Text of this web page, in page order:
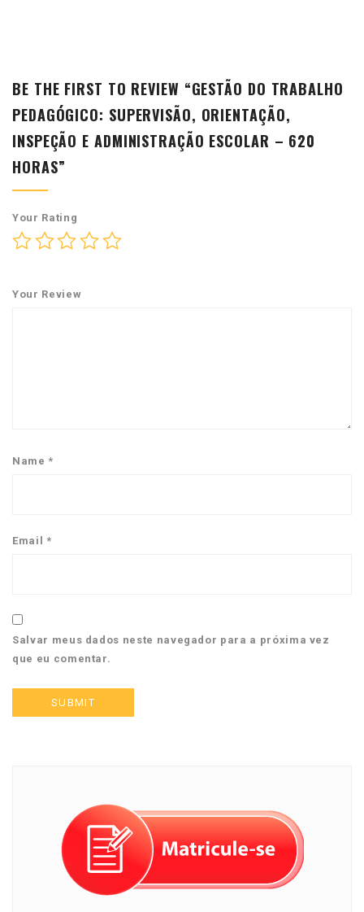
BE THE FIRST TO REVIEW “GESTÃO DO TRABALHO
PEDAGÓGICO: SUPERVISÃO, ORIENTAÇÃO,
INSPEÇÃO E ADMINISTRAÇÃO ESCOLAR – 620
HORAS”
Your Rating
Your Review
Name*
Email *
Salvar meus dados neste navegador para a próxima vez
que eu comentar.